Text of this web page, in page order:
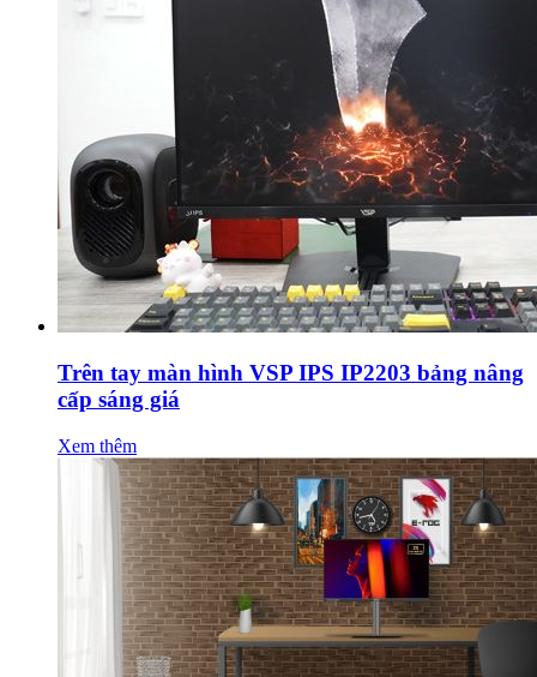
Trên tay màn hình VSP IPS IP2203 bảng nâng
cấp sáng giá
Xem thêm